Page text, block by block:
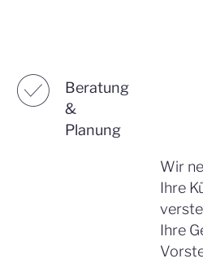
☑︎
Beratung
&
Planung
Wir
Ihre
Ihre